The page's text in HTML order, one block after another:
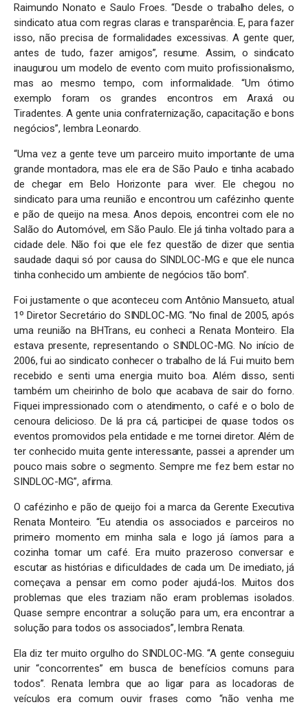
Raimundo Nonato e Saulo Froes. “Desde o trabalho deles, o
sindicato atua com regras claras e transparência. E, para fazer
isso, não precisa de formalidades excessivas. A gente quer,
antes de tudo, fazer amigos”, resume. Assim, o sindicato
inaugurou um modelo de evento com muito profissionalismo,
mas ao mesmo tempo, com informalidade. “Um ótimo
exemplo foram os grandes encontros em Araxá ou
Tiradentes. A gente unia confraternização, capacitação e bons
negócios”, lembra Leonardo.
“Uma vez a gente teve um parceiro muito importante de uma
grande montadora, mas ele era de São Paulo e tinha acabado
de chegar em Belo Horizonte para viver. Ele chegou no
sindicato para uma reunião e encontrou um cafézinho quente
e pão de queijo na mesa. Anos depois, encontrei com ele no
Salão do Automóvel, em São Paulo. Ele já tinha voltado para a
cidade dele. Não foi que ele fez questão de dizer que sentia
saudade daqui só por causa do SINDLOC-MG e que ele nunca
tinha conhecido um ambiente de negócios tão bom”.
Foi justamente o que aconteceu com Antônio Mansueto, atual
1º Diretor Secretário do SINDLOC-MG. “No final de 2005, após
uma reunião na BHTrans, eu conheci a Renata Monteiro. Ela
estava presente, representando o SINDLOC-MG. No início de
2006, fui ao sindicato conhecer o trabalho de lá. Fui muito bem
recebido e senti uma energia muito boa. Além disso, senti
também um cheirinho de bolo que acabava de sair do forno.
Fiquei impressionado com o atendimento, o café e o bolo de
cenoura delicioso. De lá pra cá, participei de quase todos os
eventos promovidos pela entidade e me tornei diretor. Além de
ter conhecido muita gente interessante, passei a aprender um
pouco mais sobre o segmento. Sempre me fez bem estar no
SINDLOC-MG”, afirma.
O cafézinho e pão de queijo foi a marca da Gerente Executiva
Renata Monteiro. “Eu atendia os associados e parceiros no
primeiro momento em minha sala e logo já íamos para a
cozinha tomar um café. Era muito prazeroso conversar e
escutar as histórias e dificuldades de cada um. De imediato, já
começava a pensar em como poder ajudá-los. Muitos dos
problemas que eles traziam não eram problemas isolados.
Quase sempre encontrar a solução para um, era encontrar a
solução para todos os associados”, lembra Renata.
Ela diz ter muito orgulho do SINDLOC-MG. “A gente conseguiu
unir “concorrentes” em busca de benefícios comuns para
todos”. Renata lembra que ao ligar para as locadoras de
veículos era comum ouvir frases como “não venha me